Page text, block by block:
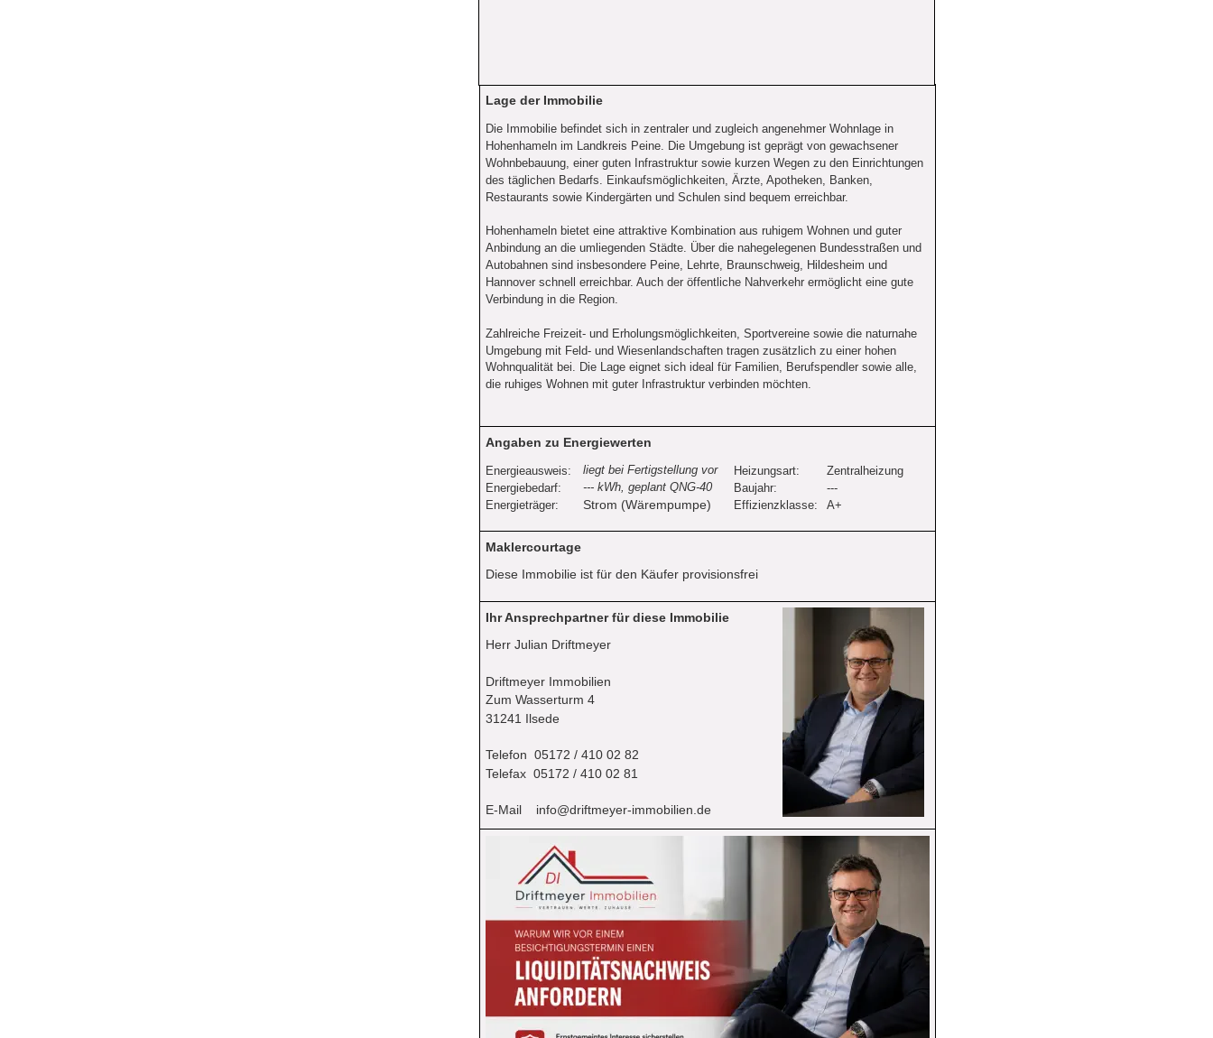
Energieausweis:
Energiebedarf:
Energieträger:
Angaben zu Energiewerten
Heizungsart:
Baujahr:
Effizienzklasse:
liegt bei Fertigstellung vor
--- kWh, geplant QNG-40
Strom (Wärempumpe)
Zentralheizung
---
A+
Diese Immobilie ist für den Käufer provisionsfrei
Maklercourtage
Die Immobilie befindet sich in zentraler und zugleich angenehmer Wohnlage in
Hohenhameln im Landkreis Peine. Die Umgebung ist geprägt von gewachsener
Wohnbebauung, einer guten Infrastruktur sowie kurzen Wegen zu den Einrichtungen
des täglichen Bedarfs. Einkaufsmöglichkeiten, Ärzte, Apotheken, Banken,
Restaurants sowie Kindergärten und Schulen sind bequem erreichbar.
Hohenhameln bietet eine attraktive Kombination aus ruhigem Wohnen und guter
Anbindung an die umliegenden Städte. Über die nahegelegenen Bundesstraßen und
Autobahnen sind insbesondere Peine, Lehrte, Braunschweig, Hildesheim und
Hannover schnell erreichbar. Auch der öffentliche Nahverkehr ermöglicht eine gute
Verbindung in die Region.
Zahlreiche Freizeit- und Erholungsmöglichkeiten, Sportvereine sowie die naturnahe
Umgebung mit Feld- und Wiesenlandschaften tragen zusätzlich zu einer hohen
Wohnqualität bei. Die Lage eignet sich ideal für Familien, Berufspendler sowie alle,
die ruhiges Wohnen mit guter Infrastruktur verbinden möchten.
Lage der Immobilie
Herr Julian Driftmeyer
Driftmeyer Immobilien
Zum Wasserturm 4
31241 Ilsede
Telefon  05172 / 410 02 82
Telefax  05172 / 410 02 81
E-Mail info@driftmeyer-immobilien.de
Ihr Ansprechpartner für diese Immobilie